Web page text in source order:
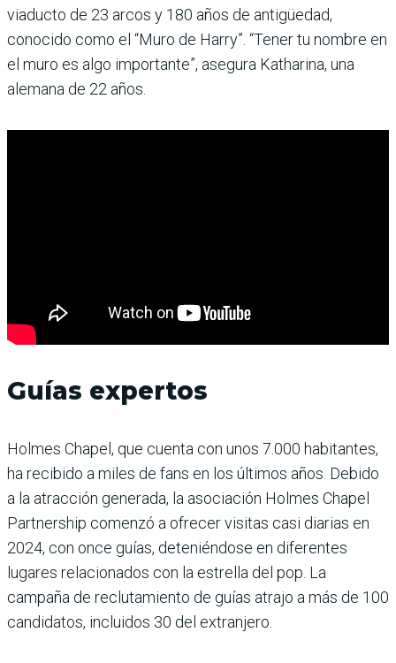
viaducto de 23 arcos y 180 años de antigüedad,
conocido como el “Muro de Harry”. “Tener tu nombre en
el muro es algo importante”, asegura Katharina, una
alemana de 22 años.
Guías expertos
Holmes Chapel, que cuenta con unos 7.000 habitantes,
ha recibido a miles de fans en los últimos años. Debido
a la atracción generada, la asociación Holmes Chapel
Partnership comenzó a ofrecer visitas casi diarias en
2024, con once guías, deteniéndose en diferentes
lugares relacionados con la estrella del pop. La
campaña de reclutamiento de guías atrajo a más de 100
candidatos, incluidos 30 del extranjero.